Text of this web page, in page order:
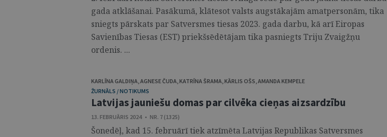
gada atklāšanai. Pasākumā, klātesot valsts augstākajām amatpersonām, tika
sniegts pārskats par Satversmes tiesas 2023. gada darbu, kā arī Eiropas
Savienības Tiesas (EST) priekšsēdētājam tika pasniegts Triju Zvaigžņu
ordenis. ...
KARLĪNA GALDIŅA,AGNESE ČUDA,KATRĪNA ŠRAMA,KĀRLIS OŠS,AMANDA KEMPELE
ŽURNĀLS / NOTIKUMS
Latvijas jauniešu domas par cilvēka cieņas aizsardzību
13. FEBRUĀRIS 2024 • NR. 7 (1325)
Šonedēļ, kad 15. februārī tiek atzīmēta Latvijas Republikas Satversmes